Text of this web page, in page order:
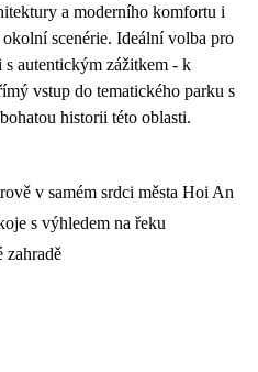
a moderního komfortu i
scenérie. Ideální volba pro
autentickým zážitkem - k
vstup do tematického parku s
historii této oblasti.
v samém srdci města Hoi An
s výhledem na řeku
zahradě